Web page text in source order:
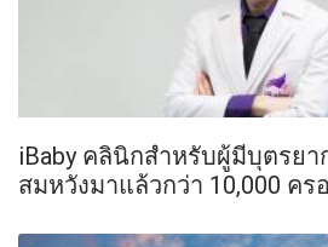
iBaby คลินิกสำหรับผู้มีบุตรย
สมหวังมาแล้วกว่า 10,000 คร